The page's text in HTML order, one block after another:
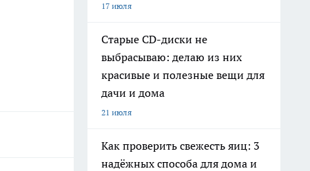
17 июля
Старые CD-диски не
выбрасываю: делаю из них
красивые и полезные вещи для
дачи и дома
21 июля
Как проверить свежесть яиц: 3
надёжных способа для дома и